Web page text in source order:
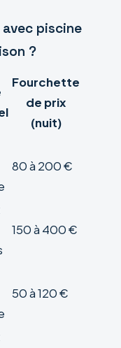
piscine
?
Fourchette
de prix
(nuit)
80 à 200 €
150 à 400 €
50 à 120 €